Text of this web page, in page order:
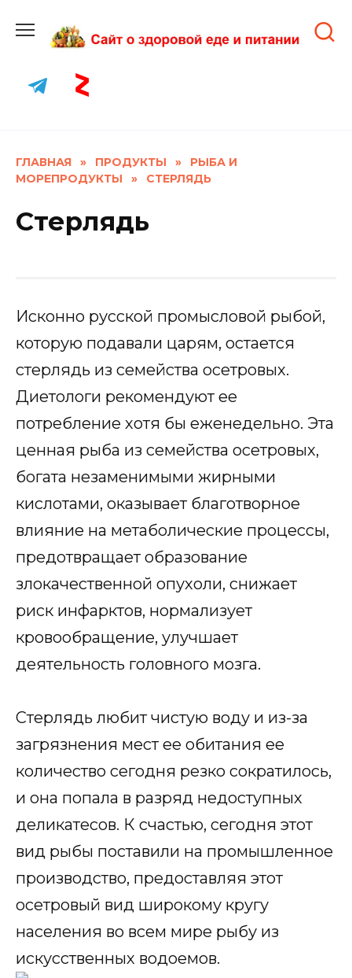
ГЛАВНАЯ » ПРОДУКТЫ »
РЫБА И
МОРЕПРОДУКТЫ
» СТЕРЛЯДЬ
Стерлядь
Исконно русской промысловой рыбой,
которую подавали царям, остается
стерлядь из семейства осетровых.
Диетологи рекомендуют ее
потребление хотя бы еженедельно. Эта
ценная рыба из семейства осетровых,
богата незаменимыми жирными
кислотами, оказывает благотворное
влияние на метаболические процессы,
предотвращает образование
злокачественной опухоли, снижает
риск инфарктов, нормализует
кровообращение, улучшает
деятельность головного мозга.
Стерлядь любит чистую воду и из-за
загрязнения мест ее обитания ее
количество сегодня резко сократилось,
и она попала в разряд недоступных
деликатесов. К счастью, сегодня этот
вид рыбы поставили на промышленное
производство, предоставляя этот
осетровый вид широкому кругу
населения во всем мире рыбу из
искусственных водоемов.